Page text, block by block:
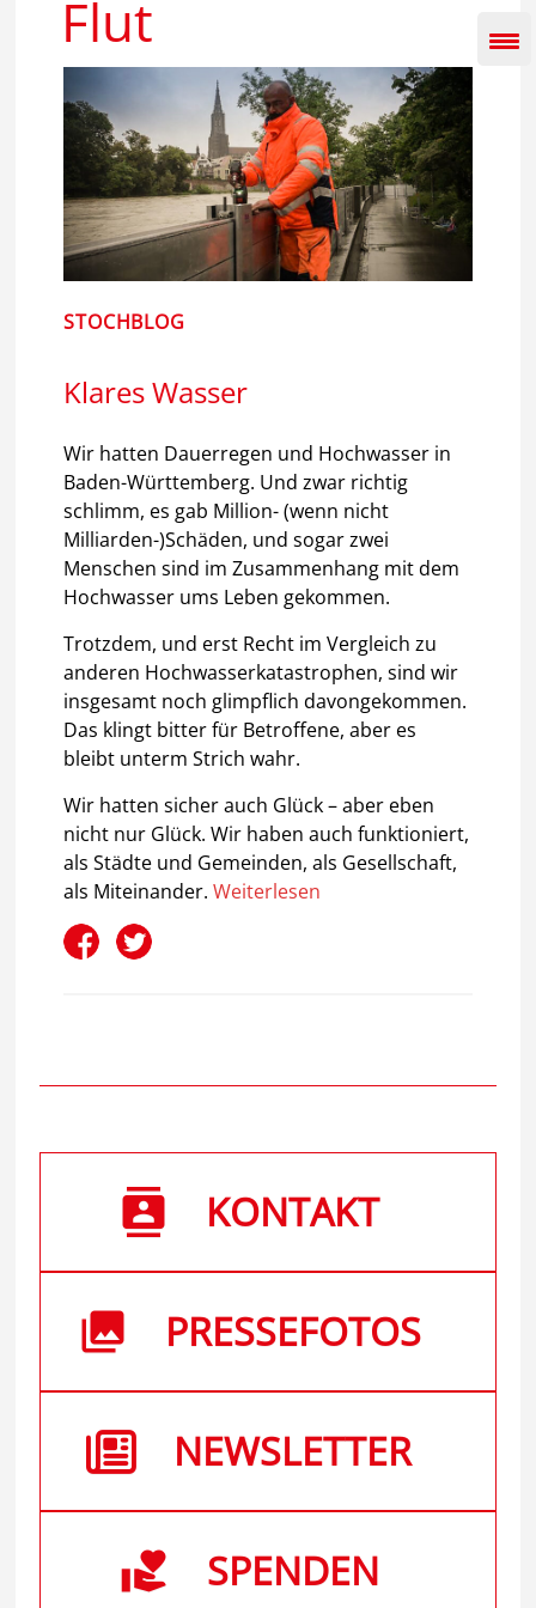
springenFlut
STOCHBLOG
Klares Wasser
Wir hatten Dauerregen und Hochwasser in
Baden-Württemberg. Und zwar richtig
schlimm, es gab Million- (wenn nicht
Milliarden-)Schäden, und sogar zwei
Menschen sind im Zusammenhang mit dem
Hochwasser ums Leben gekommen.
Trotzdem, und erst Recht im Vergleich zu
anderen Hochwasserkatastrophen, sind wir
insgesamt noch glimpflich davongekommen.
Das klingt bitter für Betroffene, aber es
bleibt unterm Strich wahr.
Wir hatten sicher auch Glück – aber eben
nicht nur Glück. Wir haben auch funktioniert,
als Städte und Gemeinden, als Gesellschaft,
als Miteinander.Weiterlesen
KONTAKT
PRESSEFOTOS
NEWSLETTER
SPENDEN